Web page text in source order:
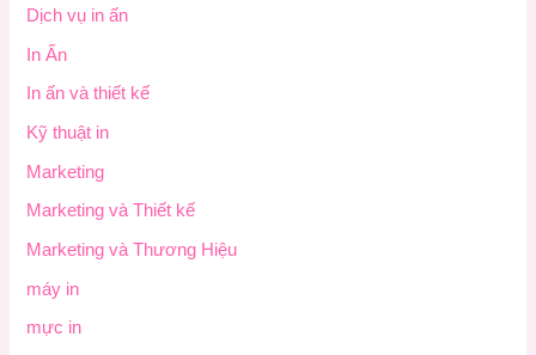
Dịch vụ in ấn
In Ấn
In ấn và thiết kế
Kỹ thuật in
Marketing
Marketing và Thiết kế
Marketing và Thương Hiệu
máy in
mực in